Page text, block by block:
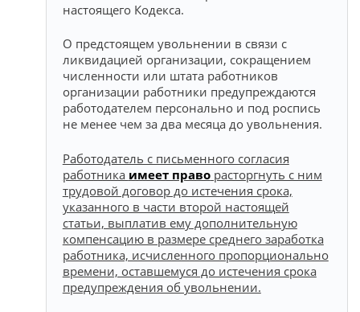
настоящего Кодекса.
О предстоящем увольнении в связи с
ликвидацией организации, сокращением
численности или штата работников
организации работники предупреждаются
работодателем персонально и под роспись
не менее чем за два месяца до увольнения.
Работодатель с письменного согласия
работника имеет праворасторгнуть с ним
трудовой договор до истечения срока,
указанного в части второй настоящей
статьи, выплатив ему дополнительную
компенсацию в размере среднего заработка
работника, исчисленного пропорционально
времени, оставшемуся до истечения срока
предупреждения об увольнении.